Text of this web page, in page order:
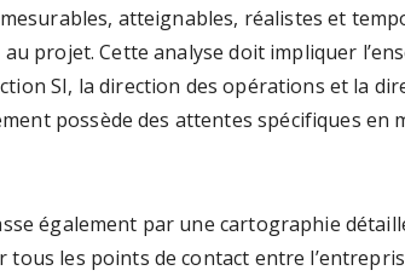
atteignables, réalistes et
projet. Cette analyse doit impliquer
SI, la direction des opérations et la
possède des attentes spécifiques en
également par une cartographie
les points de contact entre